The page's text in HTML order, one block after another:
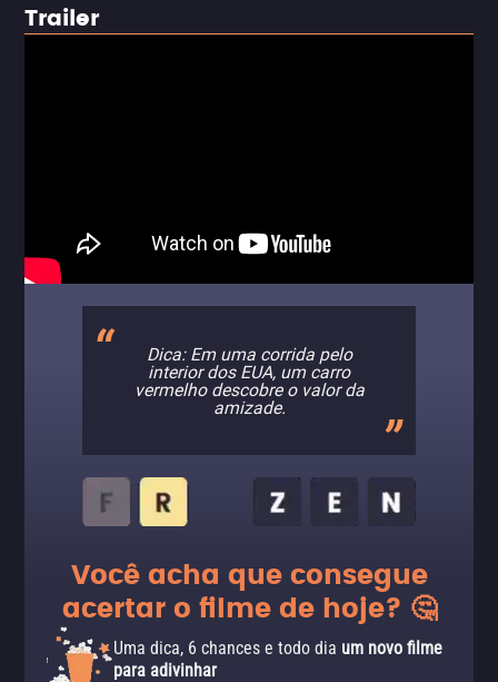
Trailer
Dica: Em uma corrida pelo
interior dos EUA, um carro
vermelho descobre o valor da
amizade.
Você acha que consegue
acertar o filme de hoje? 🤔
Uma dica, 6 chances e todo dia um novo filme
para adivinhar